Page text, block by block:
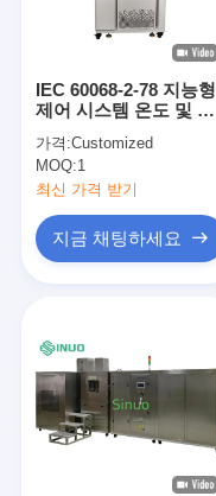
IEC 60068-2-78 지능형
제어 시스템 온도 및 습
가격:Customized
MOQ:1
최신 가격 받기
지금 채팅하세요